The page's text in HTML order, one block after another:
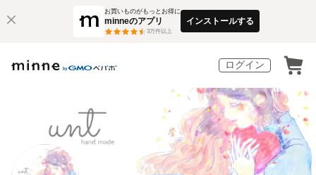
お買いものがもっとお得に
minneのアプリ
3万件以上
インストールする
ログイン